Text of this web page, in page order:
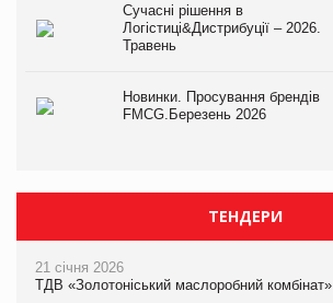
Сучасні рішення в
Логістиці&Дистрибуції – 2026.
Травень
Новинки. Просування брендів
FMCG.Березень 2026
ТЕНДЕРИ
21 січня 2026
ТДВ «Золотоніський маслоробний комбінат»